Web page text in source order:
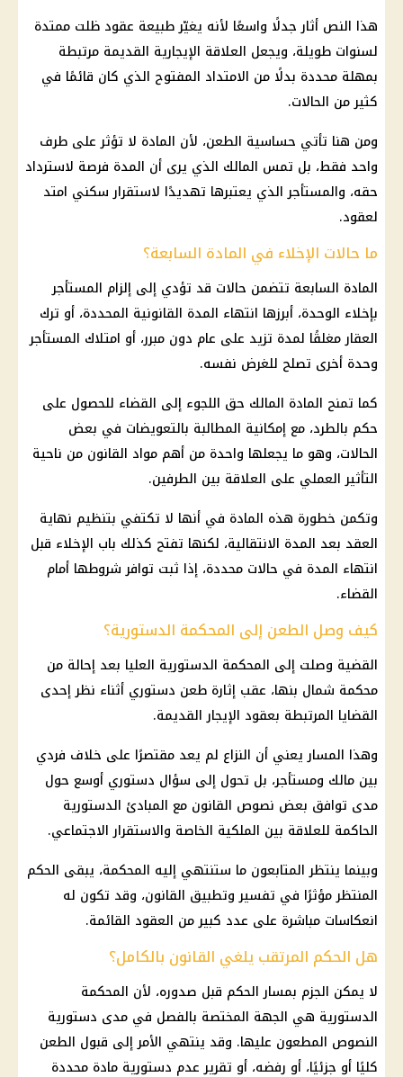
هذا النص أثار جدلًا واسعًا لأنه يغيّر طبيعة عقود ظلت ممتدة
لسنوات طويلة، ويجعل العلاقة الإيجارية القديمة مرتبطة
بمهلة محددة بدلًا من الامتداد المفتوح الذي كان قائمًا في
كثير من الحالات.
ومن هنا تأتي حساسية الطعن، لأن المادة لا تؤثر على طرف
واحد فقط، بل تمس المالك الذي يرى أن المدة فرصة لاسترداد
حقه، والمستأجر الذي يعتبرها تهديدًا لاستقرار سكني امتد
لعقود.
ما حالات الإخلاء في المادة السابعة؟
المادة السابعة تتضمن حالات قد تؤدي إلى إلزام المستأجر
بإخلاء الوحدة، أبرزها انتهاء المدة القانونية المحددة، أو ترك
العقار مغلقًا لمدة تزيد على عام دون مبرر، أو امتلاك المستأجر
وحدة أخرى تصلح للغرض نفسه.
كما تمنح المادة المالك حق اللجوء إلى القضاء للحصول على
حكم بالطرد، مع إمكانية المطالبة بالتعويضات في بعض
الحالات، وهو ما يجعلها واحدة من أهم مواد القانون من ناحية
التأثير العملي على العلاقة بين الطرفين.
وتكمن خطورة هذه المادة في أنها لا تكتفي بتنظيم نهاية
العقد بعد المدة الانتقالية، لكنها تفتح كذلك باب الإخلاء قبل
انتهاء المدة في حالات محددة، إذا ثبت توافر شروطها أمام
القضاء.
كيف وصل الطعن إلى المحكمة الدستورية؟
القضية وصلت إلى المحكمة الدستورية العليا بعد إحالة من
محكمة شمال بنها، عقب إثارة طعن دستوري أثناء نظر إحدى
القضايا المرتبطة بعقود الإيجار القديمة.
وهذا المسار يعني أن النزاع لم يعد مقتصرًا على خلاف فردي
بين مالك ومستأجر، بل تحول إلى سؤال دستوري أوسع حول
مدى توافق بعض نصوص القانون مع المبادئ الدستورية
الحاكمة للعلاقة بين الملكية الخاصة والاستقرار الاجتماعي.
وبينما ينتظر المتابعون ما ستنتهي إليه المحكمة، يبقى الحكم
المنتظر مؤثرًا في تفسير وتطبيق القانون، وقد تكون له
انعكاسات مباشرة على عدد كبير من العقود القائمة.
هل الحكم المرتقب يلغي القانون بالكامل؟
لا يمكن الجزم بمسار الحكم قبل صدوره، لأن المحكمة
الدستورية هي الجهة المختصة بالفصل في مدى دستورية
النصوص المطعون عليها. وقد ينتهي الأمر إلى قبول الطعن
كليًا أو جزئيًا، أو رفضه، أو تقرير عدم دستورية مادة محددة